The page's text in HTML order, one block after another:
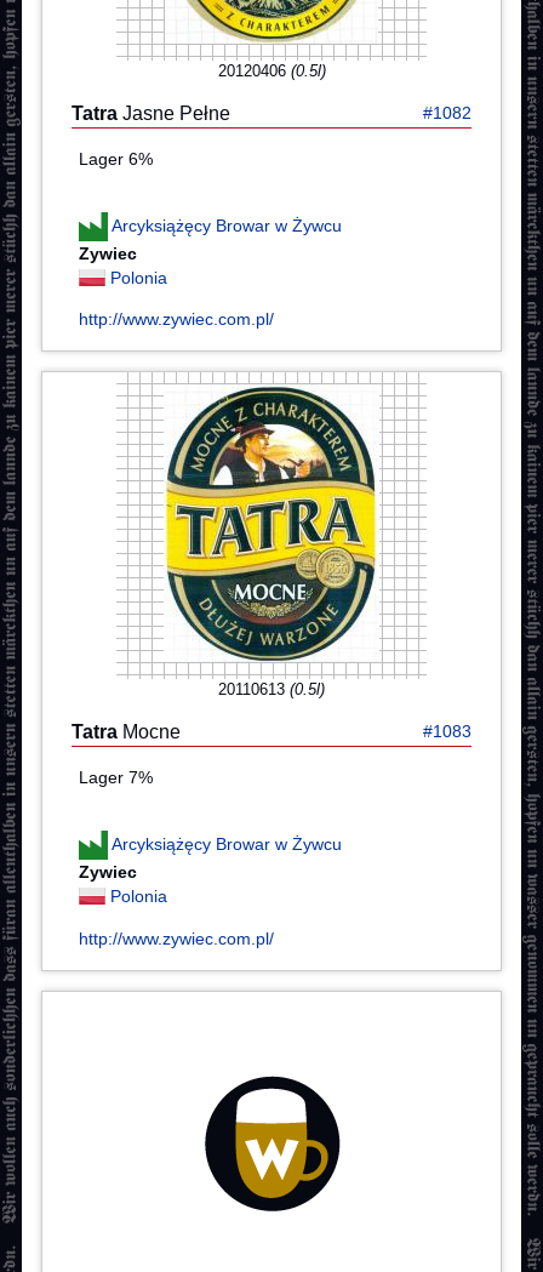
20120406 (0.5l)
Tatra Jasne Pełne #1082
Lager 6%
Arcyksiążęcy Browar w Żywcu
Zywiec
Polonia
http://www.zywiec.com.pl/
20110613 (0.5l)
Tatra Mocne #1083
Lager 7%
Arcyksiążęcy Browar w Żywcu
Zywiec
Polonia
http://www.zywiec.com.pl/